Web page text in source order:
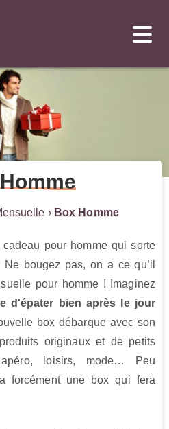
› Box Homme
pour homme qui sorte
bougez pas, on a ce qu’il
d'épater bien après le jour
box débarque avec son
originaux et de petits
apéro, loisirs, mode… Peu
forcément une box qui fera